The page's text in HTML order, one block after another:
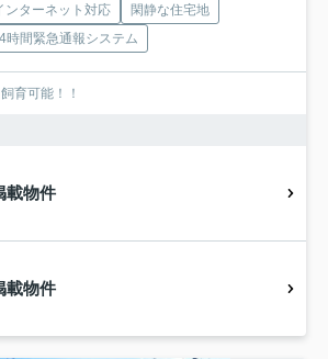
ンターネット対応
閑静な住宅地
時間緊急通報システム
育可能！！
載物件
載物件